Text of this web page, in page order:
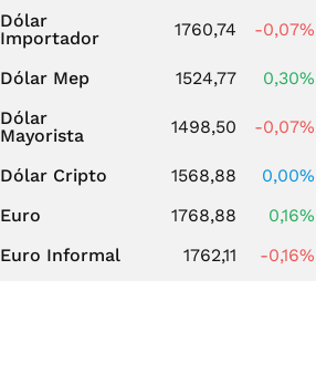
Dólar
Importador
1760,74 -0,07%
Dólar Mep 1524,77
0,30%
Dólar
Mayorista
1498,50 -0,07%
Dólar Cripto 1568,88
0,00%
Euro
1768,88
0,16%
Euro Informal
1762,11 -0,16%